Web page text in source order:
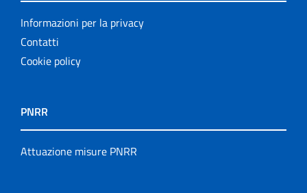
Informazioni per la privacy
Contatti
Cookie policy
PNRR
Attuazione misure PNRR